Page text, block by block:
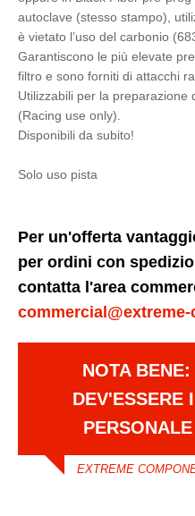
autoclave (stesso stampo),
è vietato l’uso del carbonio
Garantiscono le più elevate
filtro e sono forniti di attacchi
Utilizzabili per la preparazione
(Racing use only).
Disponibili da subito!
Solo uso pista
Per un'offerta
per ordini con
contatta l'area
NOTA
DEV'ESSERE
EXTREME